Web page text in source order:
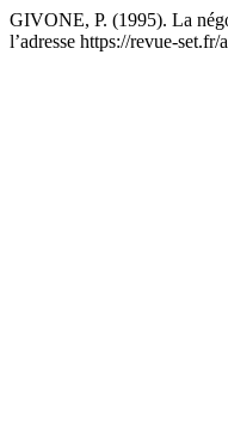
GIVONE, P. (1995). La
l’adresse https://revue-